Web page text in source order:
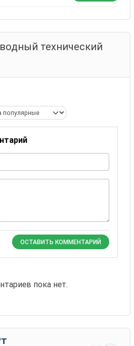
технический
ОСТАВИТЬ КОММЕНТАРИЙ
пока нет.